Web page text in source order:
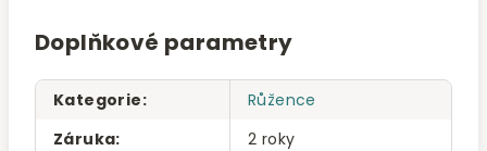
Doplňkové parametry
Kategorie:
Růžence
Záruka:
2 roky